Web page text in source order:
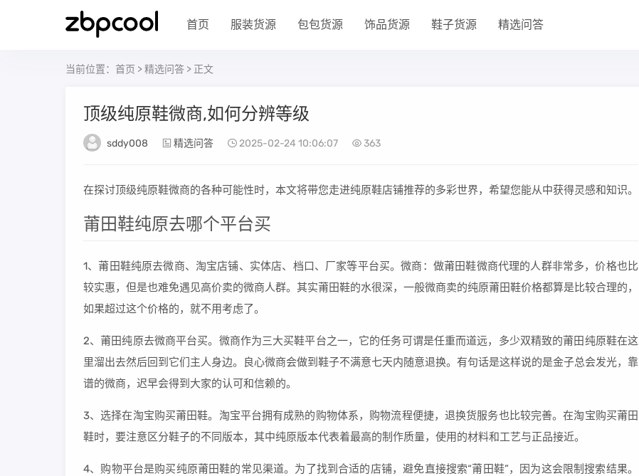
首页 服装货源 包包货源 饰品货源 鞋子货源 精选问答
当前位置： 首页 >精选问答 > 正文
顶级纯原鞋微商,如何分辨等级
sddy008 精选问答 2025-02-24 10:06:07 363
在探讨顶级纯原鞋微商的各种可能性时，本文将带您走进纯原鞋店铺推荐的多彩世界，希望您能从中获得灵感和知识。
莆田鞋纯原去哪个平台买
1、莆田鞋纯原去微商、淘宝店铺、实体店、档口、厂家等平台买。微商：做莆田鞋微商代理的人群非常多，价格也比
较实惠，但是也难免遇见高价卖的微商人群。其实莆田鞋的水很深，一般微商卖的纯原莆田鞋价格都算是比较合理的，
如果超过这个价格的，就不用考虑了。
2、莆田纯原去微商平台买。微商作为三大买鞋平台之一，它的任务可谓是任重而道远，多少双精致的莆田纯原鞋在这
里溜出去然后回到它们主人身边。良心微商会做到鞋子不满意七天内随意退换。有句话是这样说的是金子总会发光，靠
谱的微商，迟早会得到大家的认可和信赖的。
3、选择在淘宝购买莆田鞋。淘宝平台拥有成熟的购物体系，购物流程便捷，退换货服务也比较完善。在淘宝购买莆田
鞋时，要注意区分鞋子的不同版本，其中纯原版本代表着最高的制作质量，使用的材料和工艺与正品接近。
4、购物平台是购买纯原莆田鞋的常见渠道。为了找到合适的店铺，避免直接搜索“莆田鞋”，因为这会限制搜索结果。